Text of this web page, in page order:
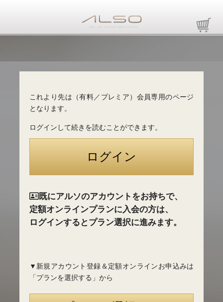
これより先は（有料／プレミア）会員専用のページ
となります。
ログインして続きを読むことができます。
既にアルソのアカウントをお持ちで、
定額オンラインプランに入会の方は、
ログインするとプラン選択に進みます。
▼新規アカウント登録＆定額オンラインお申込みは
「プランを選択する」から